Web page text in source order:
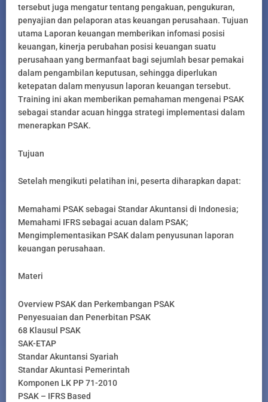
tersebut juga mengatur tentang pengakuan, pengukuran,
penyajian dan pelaporan atas keuangan perusahaan. Tujuan
utama Laporan keuangan memberikan infomasi posisi
keuangan, kinerja perubahan posisi keuangan suatu
perusahaan yang bermanfaat bagi sejumlah besar pemakai
dalam pengambilan keputusan, sehingga diperlukan
ketepatan dalam menyusun laporan keuangan tersebut.
Training ini akan memberikan pemahaman mengenai PSAK
sebagai standar acuan hingga strategi implementasi dalam
menerapkan PSAK.
Tujuan
Setelah mengikuti pelatihan ini, peserta diharapkan dapat:
Memahami PSAK sebagai Standar Akuntansi di Indonesia;
Memahami IFRS sebagai acuan dalam PSAK;
Mengimplementasikan PSAK dalam penyusunan laporan
keuangan perusahaan.
Materi
Overview PSAK dan Perkembangan PSAK
Penyesuaian dan Penerbitan PSAK
68 Klausul PSAK
SAK-ETAP
Standar Akuntansi Syariah
Standar Akuntasi Pemerintah
Komponen LK PP 71-2010
PSAK – IFRS Based